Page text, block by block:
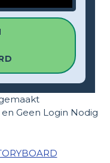
Geen Login Nodig